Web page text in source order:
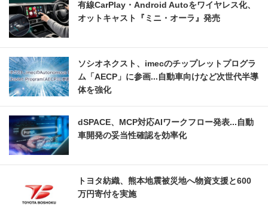
有線CarPlay・Android Autoをワイヤレス化、
オットキャスト『ミニ・オーラ』発売
ソシオネクスト、imecのチップレットプログラ
ム「AECP」に参画...自動車向けなど次世代半導
体を強化
dSPACE、MCP対応AIワークフロー発表...自動
車開発の妥当性確認を効率化
トヨタ紡織、熊本地震被災地へ物資支援と600
万円寄付を実施